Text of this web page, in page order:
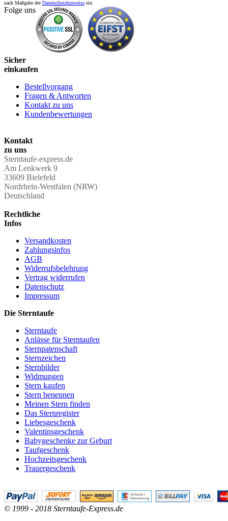
nach Maßgabe derDatenschutzhinweise ein.
Folge uns
Sicher
einkaufen
Bestellvorgang
Fragen & Antworten
Kontakt zu uns
Kundenbewertungen
Kontakt
zu uns
Sterntaufe-express.de
Am Lenkwerk 9
33609 Bielefeld
Nordrhein-Westfalen (NRW)
Deutschland
Rechtliche
Infos
Versandkosten
Zahlungsinfos
AGB
Widerrufsbelehrung
Vertrag widerrufen
Datenschutz
Impressum
Die Sterntaufe
Sterntaufe
Anlässe für Sterntaufen
Sternpatenschaft
Sternzeichen
Sternbilder
Widmungen
Stern kaufen
Stern benennen
Meinen Stern finden
Das Sternregister
Liebesgeschenk
Valentinsgeschenk
Babygeschenke zur Geburt
Taufgeschenk
Hochzeitsgeschenk
Trauergeschenk
© 1999 - 2018 Sterntaufe-Express.de